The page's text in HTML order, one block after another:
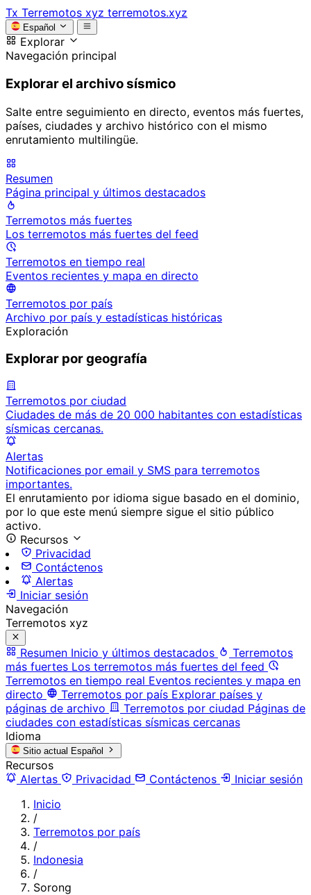
Tx Terremotos xyz terremotos.xyz
Español
Explorar
Navegación principal
Explorar el archivo sísmico
Salte entre seguimiento en directo, eventos más fuertes,
países, ciudades y archivo histórico con el mismo
enrutamiento multilingüe.
Resumen
Página principal y últimos destacados
Terremotos más fuertes
Los terremotos más fuertes del feed
Terremotos en tiempo real
Eventos recientes y mapa en directo
Terremotos por país
Archivo por país y estadísticas históricas
Exploración
Explorar por geografía
Terremotos por ciudad
Ciudades de más de 20 000 habitantes con estadísticas
sísmicas cercanas.
Alertas
Notificaciones por email y SMS para terremotos
importantes.
El enrutamiento por idioma sigue basado en el dominio,
por lo que este menú siempre sigue el sitio público
activo.
Recursos
Privacidad
Contáctenos
Alertas
Iniciar sesión
Navegación
Terremotos xyz
Resumen Inicio y últimos destacados
Terremotos
más fuertes Los terremotos más fuertes del feed
Terremotos en tiempo real Eventos recientes y mapa en
directo
Terremotos por país Explorar países y
páginas de archivo
Terremotos por ciudad Páginas de
ciudades con estadísticas sísmicas cercanas
Idioma
Sitio actual Español
Recursos
Alertas
Privacidad Contáctenos
Iniciar sesión
Inicio
/
Terremotos por país
/
Indonesia
/
Sorong